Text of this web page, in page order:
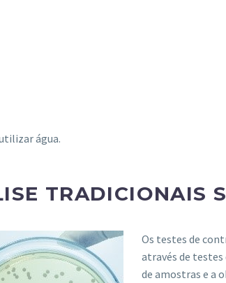
água.
TRADICIONAIS
Os testes de
através de testes
de amostras e a